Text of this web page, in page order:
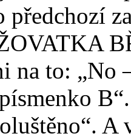
předchozí
na to: „No
A